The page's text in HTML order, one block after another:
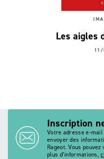
Les aigles
Inscription
Votre adresse e-
envoyer des
Rageot. Vous
plus d’informations,